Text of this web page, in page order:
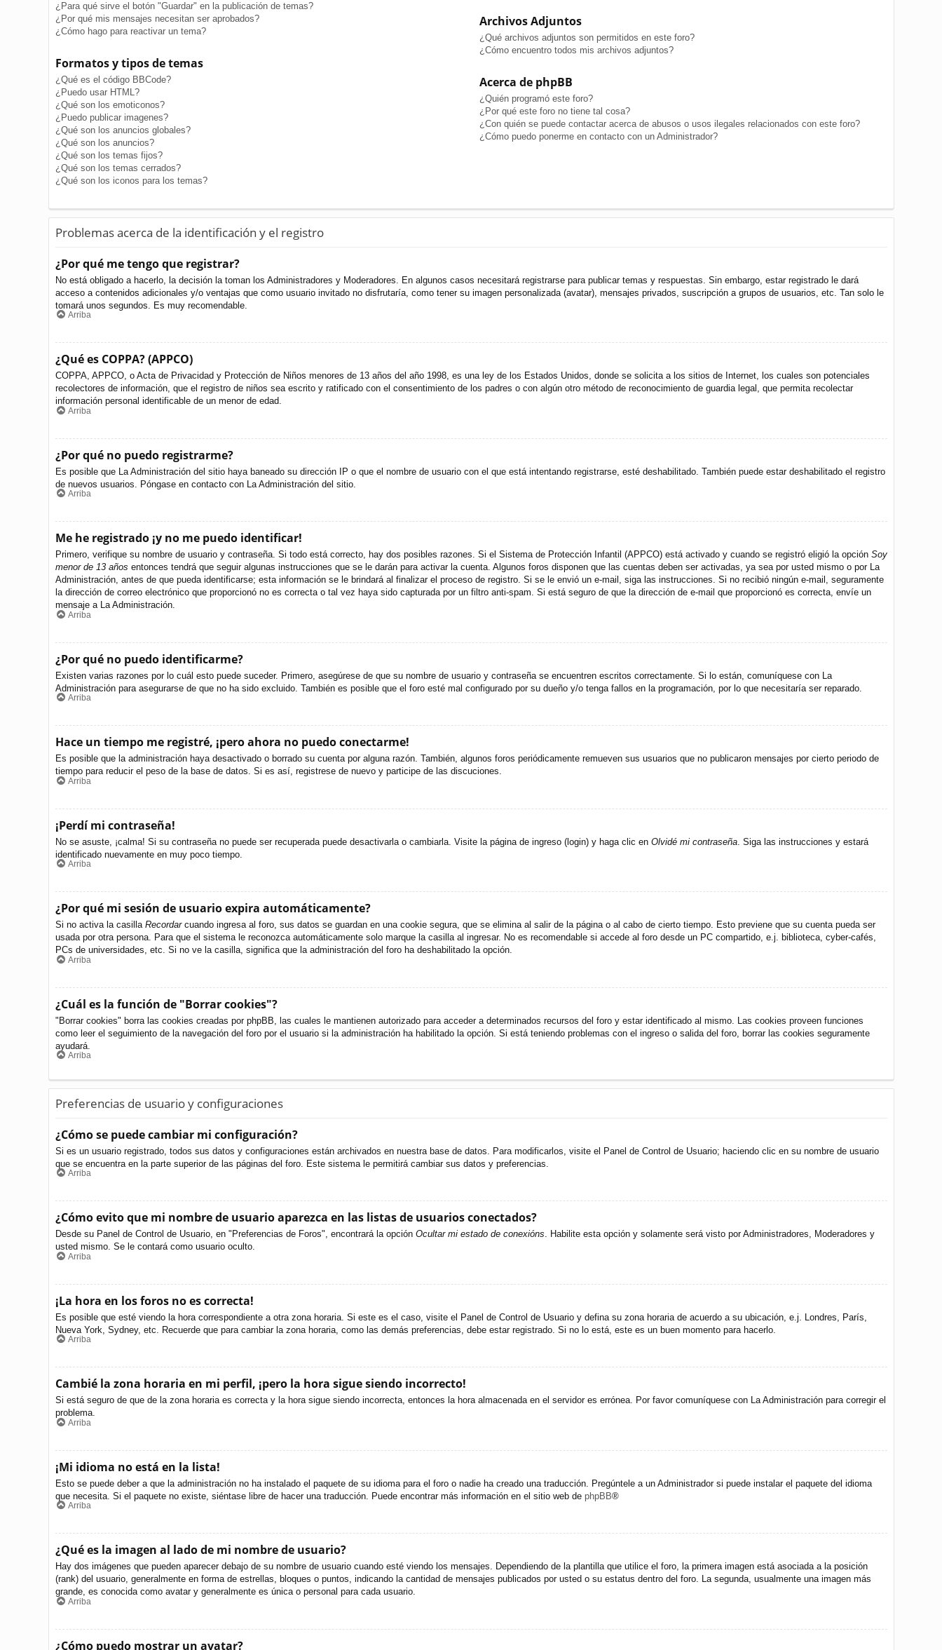
¿Para qué sirve el botón "Guardar" en la publicación de temas?
¿Por qué mis mensajes necesitan ser aprobados?
¿Cómo hago para reactivar un tema?
Formatos y tipos de temas
¿Qué es el código BBCode?
¿Puedo usar HTML?
¿Qué son los emoticonos?
¿Puedo publicar imagenes?
¿Qué son los anuncios globales?
¿Qué son los anuncios?
¿Qué son los temas fijos?
¿Qué son los temas cerrados?
¿Qué son los iconos para los temas?
Archivos Adjuntos
¿Qué archivos adjuntos son permitidos en este foro?
¿Cómo encuentro todos mis archivos adjuntos?
Acerca de phpBB
¿Quién programó este foro?
¿Por qué este foro no tiene tal cosa?
¿Con quién se puede contactar acerca de abusos o usos ilegales relacionados con este foro?
¿Cómo puedo ponerme en contacto con un Administrador?
Problemas acerca de la identificación y el registro
¿Por qué me tengo que registrar?
No está obligado a hacerlo, la decisión la toman los Administradores y Moderadores. En algunos casos necesitará registrarse para publicar temas y respuestas. Sin embargo, estar registrado le dará
acceso a contenidos adicionales y/o ventajas que como usuario invitado no disfrutaría, como tener su imagen personalizada (avatar), mensajes privados, suscripción a grupos de usuarios, etc. Tan solo le
tomará unos segundos. Es muy recomendable.
Arriba
¿Qué es COPPA? (APPCO)
COPPA, APPCO, o Acta de Privacidad y Protección de Niños menores de 13 años del año 1998, es una ley de los Estados Unidos, donde se solicita a los sitios de Internet, los cuales son potenciales
recolectores de información, que el registro de niños sea escrito y ratificado con el consentimiento de los padres o con algún otro método de reconocimiento de guardia legal, que permita recolectar
información personal identificable de un menor de edad.
Arriba
¿Por qué no puedo registrarme?
Es posible que La Administración del sitio haya baneado su dirección IP o que el nombre de usuario con el que está intentando registrarse, esté deshabilitado. También puede estar deshabilitado el registro
de nuevos usuarios. Póngase en contacto con La Administración del sitio.
Arriba
Me he registrado ¡y no me puedo identificar!
Primero, verifique su nombre de usuario y contraseña. Si todo está correcto, hay dos posibles razones. Si el Sistema de Protección Infantil (APPCO) está activado y cuando se registró eligió la opción Soy
menor de 13 años entonces tendrá que seguir algunas instrucciones que se le darán para activar la cuenta. Algunos foros disponen que las cuentas deben ser activadas, ya sea por usted mismo o por La
Administración, antes de que pueda identificarse; esta información se le brindará al finalizar el proceso de registro. Si se le envió un e-mail, siga las instrucciones. Si no recibió ningún e-mail, seguramente
la dirección de correo electrónico que proporcionó no es correcta o tal vez haya sido capturada por un filtro anti-spam. Si está seguro de que la dirección de e-mail que proporcionó es correcta, envíe un
mensaje a La Administración.
Arriba
¿Por qué no puedo identificarme?
Existen varias razones por lo cuál esto puede suceder. Primero, asegúrese de que su nombre de usuario y contraseña se encuentren escritos correctamente. Si lo están, comuníquese con La
Administración para asegurarse de que no ha sido excluido. También es posible que el foro esté mal configurado por su dueño y/o tenga fallos en la programación, por lo que necesitaría ser reparado.
Arriba
Hace un tiempo me registré, ¡pero ahora no puedo conectarme!
Es posible que la administración haya desactivado o borrado su cuenta por alguna razón. También, algunos foros periódicamente remueven sus usuarios que no publicaron mensajes por cierto periodo de
tiempo para reducir el peso de la base de datos. Si es así, registrese de nuevo y participe de las discuciones.
Arriba
¡Perdí mi contraseña!
No se asuste, ¡calma! Si su contraseña no puede ser recuperada puede desactivarla o cambiarla. Visite la página de ingreso (login) y haga clic en Olvidé mi contraseña. Siga las instrucciones y estará
identificado nuevamente en muy poco tiempo.
Arriba
¿Por qué mi sesión de usuario expira automáticamente?
Si no activa la casilla Recordarcuando ingresa al foro, sus datos se guardan en una cookie segura, que se elimina al salir de la página o al cabo de cierto tiempo. Esto previene que su cuenta pueda ser
usada por otra persona. Para que el sistema le reconozca automáticamente solo marque la casilla al ingresar. No es recomendable si accede al foro desde un PC compartido, e.j. biblioteca, cyber-cafés,
PCs de universidades, etc. Si no ve la casilla, significa que la administración del foro ha deshabilitado la opción.
Arriba
¿Cuál es la función de "Borrar cookies"?
"Borrar cookies" borra las cookies creadas por phpBB, las cuales le mantienen autorizado para acceder a determinados recursos del foro y estar identificado al mismo. Las cookies proveen funciones
como leer el seguimiento de la navegación del foro por el usuario si la administración ha habilitado la opción. Si está teniendo problemas con el ingreso o salida del foro, borrar las cookies seguramente
ayudará.
Arriba
Preferencias de usuario y configuraciones
¿Cómo se puede cambiar mi configuración?
Si es un usuario registrado, todos sus datos y configuraciones están archivados en nuestra base de datos. Para modificarlos, visite el Panel de Control de Usuario; haciendo clic en su nombre de usuario
que se encuentra en la parte superior de las páginas del foro. Este sistema le permitirá cambiar sus datos y preferencias.
Arriba
¿Cómo evito que mi nombre de usuario aparezca en las listas de usuarios conectados?
Desde su Panel de Control de Usuario, en "Preferencias de Foros", encontrará la opción Ocultar mi estado de conexións. Habilite esta opción y solamente será visto por Administradores, Moderadores y
usted mismo. Se le contará como usuario oculto.
Arriba
¡La hora en los foros no es correcta!
Es posible que esté viendo la hora correspondiente a otra zona horaria. Si este es el caso, visite el Panel de Control de Usuario y defina su zona horaria de acuerdo a su ubicación, e.j. Londres, París,
Nueva York, Sydney, etc. Recuerde que para cambiar la zona horaria, como las demás preferencias, debe estar registrado. Si no lo está, este es un buen momento para hacerlo.
Arriba
Cambié la zona horaria en mi perfil, ¡pero la hora sigue siendo incorrecto!
Si está seguro de que de la zona horaria es correcta y la hora sigue siendo incorrecta, entonces la hora almacenada en el servidor es errónea. Por favor comuníquese con La Administración para corregir el
problema.
Arriba
¡Mi idioma no está en la lista!
Esto se puede deber a que la administración no ha instalado el paquete de su idioma para el foro o nadie ha creado una traducción. Pregúntele a un Administrador si puede instalar el paquete del idioma
que necesita. Si el paquete no existe, siéntase libre de hacer una traducción. Puede encontrar más información en el sitio web de phpBB®
Arriba
¿Qué es la imagen al lado de mi nombre de usuario?
Hay dos imágenes que pueden aparecer debajo de su nombre de usuario cuando esté viendo los mensajes. Dependiendo de la plantilla que utilice el foro, la primera imagen está asociada a la posición
(rank) del usuario, generalmente en forma de estrellas, bloques o puntos, indicando la cantidad de mensajes publicados por usted o su estatus dentro del foro. La segunda, usualmente una imagen más
grande, es conocida como avatar y generalmente es única o personal para cada usuario.
Arriba
¿Cómo puedo mostrar un avatar?